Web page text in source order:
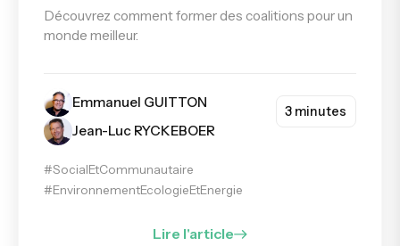
Découvrez comment former des coalitions pour un
monde meilleur.
Emmanuel GUITTON
Jean-Luc RYCKEBOER
3 minutes
#SocialEtCommunautaire
#EnvironnementEcologieEtEnergie
Lire l'article